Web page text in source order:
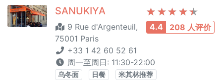
4.4 208 人评价
SANUKIYA
9 Rue d'Argenteuil,
75001 Paris
+33 1 42 60 52 61
周一至周日: 11:30-22:00
乌冬面 日餐 米其林推荐